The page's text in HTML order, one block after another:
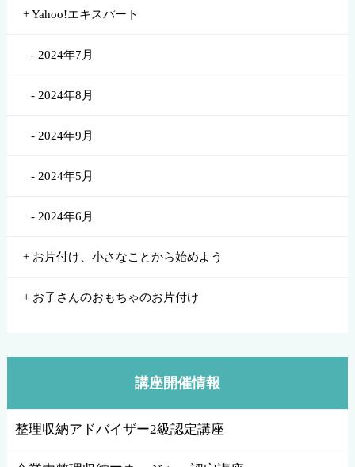
Yahoo!エキスパート
2024年7月
2024年8月
2024年9月
2024年5月
2024年6月
お片付け、小さなことから始めよう
お子さんのおもちゃのお片付け
講座開催情報
整理収納アドバイザー2級認定講座